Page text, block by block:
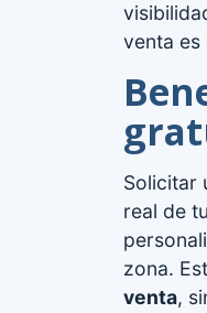
venta
Solicitar
real de
zona.
venta,